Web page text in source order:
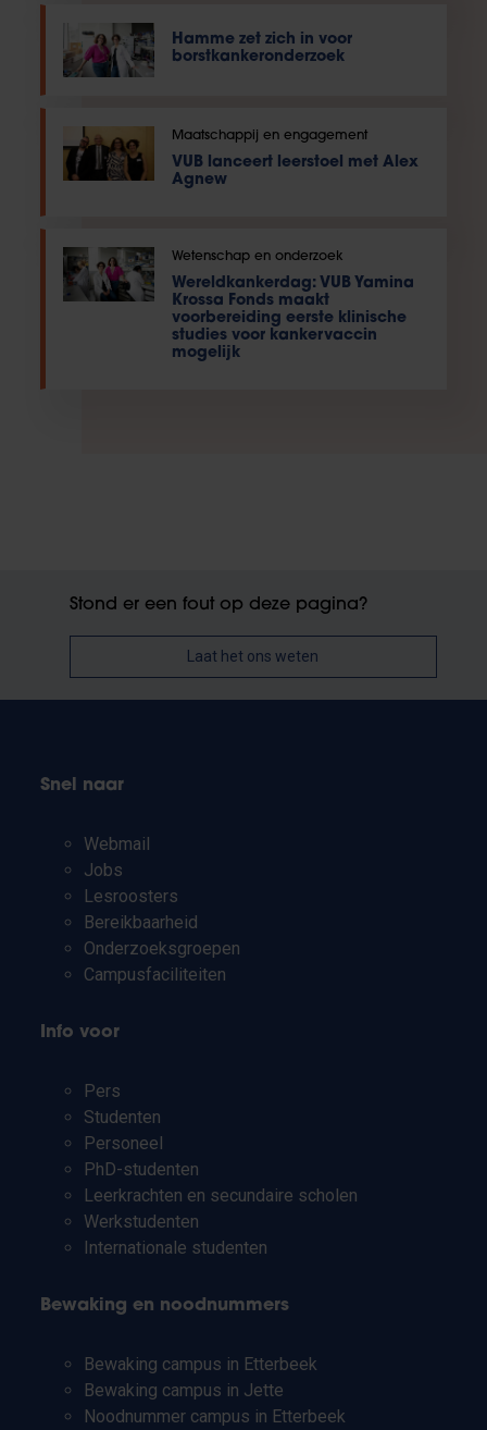
Hamme zet zich in voor
borstkankeronderzoek
Maatschappij en engagement
VUB lanceert leerstoel met Alex
Agnew
Wetenschap en onderzoek
Wereldkankerdag: VUB Yamina
Krossa Fonds maakt
voorbereiding eerste klinische
studies voor kankervaccin
mogelijk
Stond er een fout op deze pagina?
Laat het ons weten
Snel naar
Webmail
Jobs
Lesroosters
Bereikbaarheid
Onderzoeksgroepen
Campusfaciliteiten
Info voor
Pers
Studenten
Personeel
PhD-studenten
Leerkrachten en secundaire scholen
Werkstudenten
Internationale studenten
Bewaking en noodnummers
Bewaking campus in Etterbeek
Bewaking campus in Jette
Noodnummer campus in Etterbeek